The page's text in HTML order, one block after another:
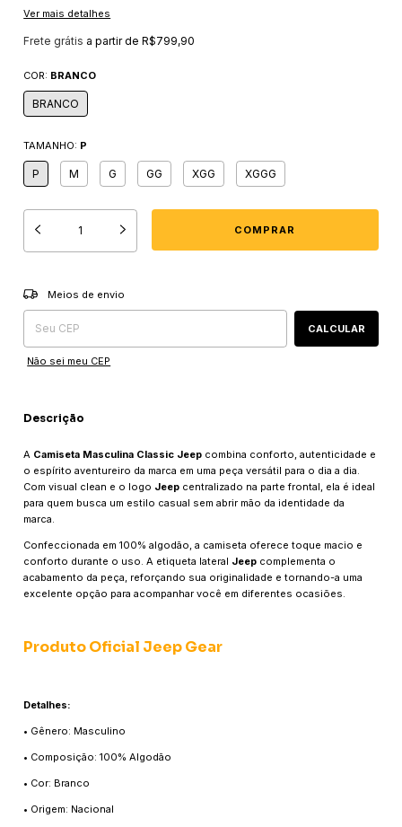
Ver mais detalhes
Frete grátis a partir deR$799,90
COR: BRANCO
BRANCO
TAMANHO: P
P M G GG XGG XGGG
Entregas para o CEP:
Meios de envio
CALCULAR
Não sei meu CEP
Descrição
A Camiseta Masculina Classic Jeep combina conforto, autenticidade e
o espírito aventureiro da marca em uma peça versátil para o dia a dia.
Com visual clean e o logo Jeep centralizado na parte frontal, ela é ideal
para quem busca um estilo casual sem abrir mão da identidade da
marca.
Confeccionada em 100% algodão, a camiseta oferece toque macio e
conforto durante o uso. A etiqueta lateral Jeep complementa o
acabamento da peça, reforçando sua originalidade e tornando-a uma
excelente opção para acompanhar você em diferentes ocasiões.
Produto Oficial Jeep Gear
Detalhes:
• Gênero: Masculino
• Composição: 100% Algodão
• Cor: Branco
• Origem: Nacional